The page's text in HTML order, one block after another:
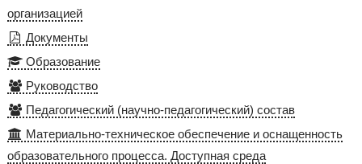
организацией
Документы
Образование
Руководство
Педагогический (научно-педагогический) состав
Материально-техническое обеспечение и оснащенность
образовательного процесса. Доступная среда